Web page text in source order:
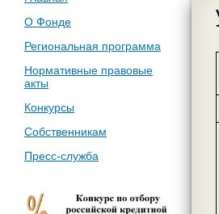
О Фонде
Региональная программа
Нормативные правовые
акты
Конкурсы
Собственникам
Пресс-служба